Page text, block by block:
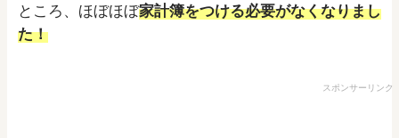
ところ、ほぼほぼ家計簿をつける必要がなくなりまし
た！
スポンサーリンク